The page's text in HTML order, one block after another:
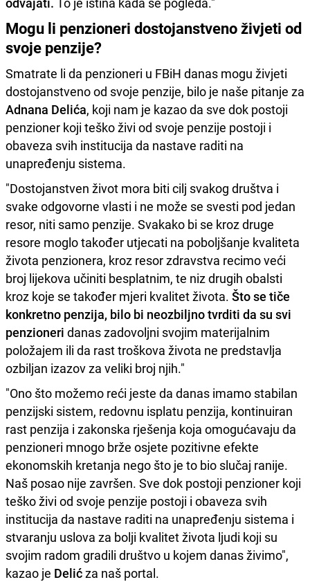
Mogu li penzioneri dostojanstveno živjeti od
svoje penzije?
Smatrate li da penzioneri u FBiH danas mogu živjeti
dostojanstveno od svoje penzije, bilo je naše pitanje za
Adnana Delića, koji nam je kazao da sve dok postoji
penzioner koji teško živi od svoje penzije postoji i
obaveza svih institucija da nastave raditi na
unapređenju sistema.
"Dostojanstven život mora biti cilj svakog društva i
svake odgovorne vlasti i ne može se svesti pod jedan
resor, niti samo penzije. Svakako bi se kroz druge
resore moglo također utjecati na poboljšanje kvaliteta
života penzionera, kroz resor zdravstva recimo veći
broj lijekova učiniti besplatnim, te niz drugih obalsti
kroz koje se također mjeri kvalitet života. Što se tiče
konkretno penzija, bilo bi neozbiljno tvrditi da su svi
penzioneri danas zadovoljni svojim materijalnim
položajem ili da rast troškova života ne predstavlja
ozbiljan izazov za veliki broj njih."
"Ono što možemo reći jeste da danas imamo stabilan
penzijski sistem, redovnu isplatu penzija, kontinuiran
rast penzija i zakonska rješenja koja omogućavaju da
penzioneri mnogo brže osjete pozitivne efekte
ekonomskih kretanja nego što je to bio slučaj ranije.
Naš posao nije završen. Sve dok postoji penzioner koji
teško živi od svoje penzije postoji i obaveza svih
institucija da nastave raditi na unapređenju sistema i
stvaranju uslova za bolji kvalitet života ljudi koji su
svojim radom gradili društvo u kojem danas živimo",
kazao je Delićza naš portal.